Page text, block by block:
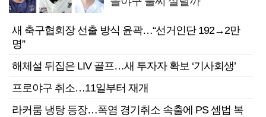
새 축구협회장 선출 방식 윤곽…“선거인단 192→2만
명”
해체설 뒤집은 LIV 골프…새 투자자 확보 ‘기사회생’
프로야구 취소…11일부터 재개
라커룸 냉탕 등장…폭염 경기취소 속출에 PS 셈법 복